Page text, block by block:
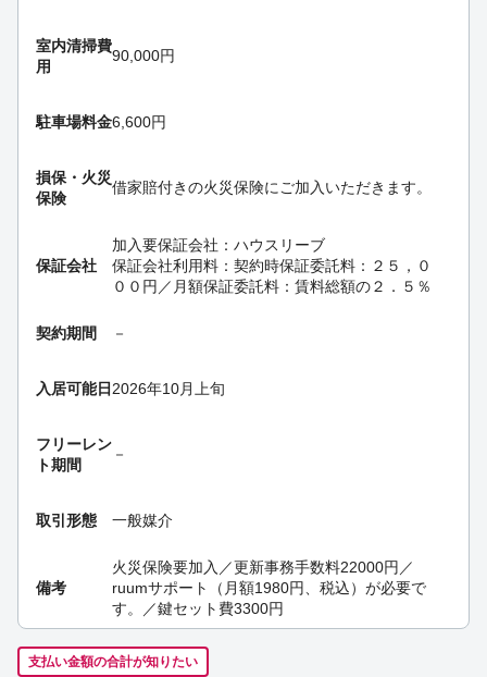
室内清掃費
用
90,000円
駐車場料金6,600円
損保・ 火災
保険
借家賠付きの火災保険にご加入いただきます。
保証会社
加入要保証会社：ハウスリーブ
保証会社利用料：契約時保証委託料：２５，０
００円／月額保証委託料：賃料総額の２．５％
契約期間 －
入居可能日 2026年10月上旬
フリーレン
ト期間
－
取引形態 一般媒介
備考
火災保険要加入／更新事務手数料22000円／
ruumサポート（月額1980円、税込）が必要で
す。／鍵セット費3300円
支払い金額の合計が知りたい